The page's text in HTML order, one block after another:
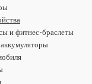
и фитнес-браслеты